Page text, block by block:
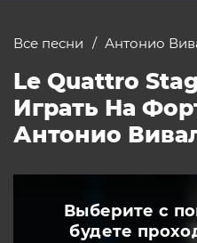
Все песни Антонио
Le Quattro
Играть На
Антонио
Выберите с
будете